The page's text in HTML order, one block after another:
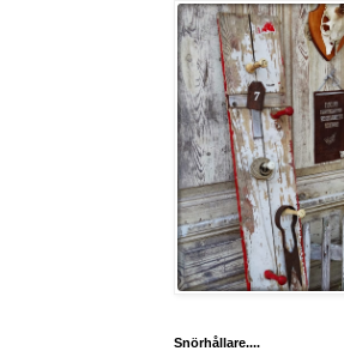
Snörhållare....